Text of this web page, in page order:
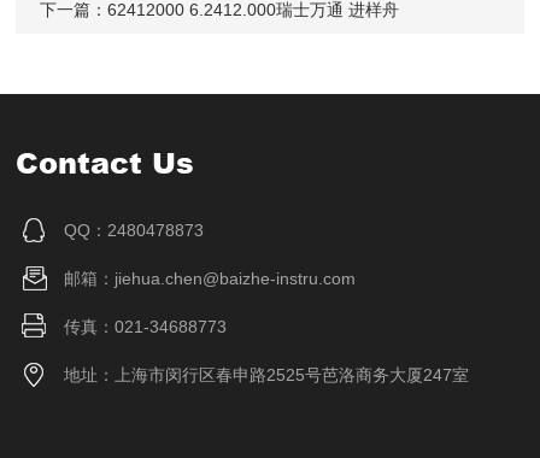
下一篇：62412000 6.2412.000瑞士万通 进样舟
Contact Us
QQ：2480478873
邮箱：jiehua.chen@baizhe-instru.com
传真：021-34688773
地址：上海市闵行区春申路2525号芭洛商务大厦247室